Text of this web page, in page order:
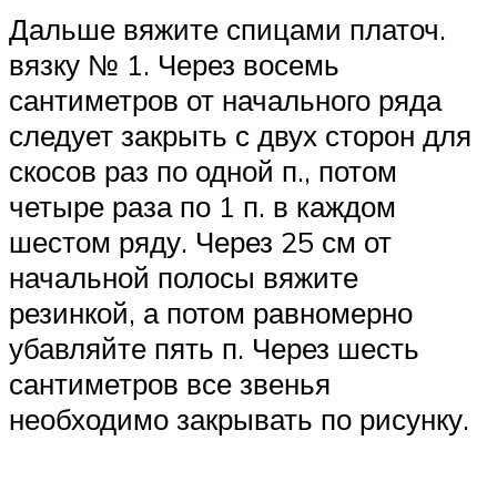
Дальше вяжите спицами платоч.
вязку № 1. Через восемь
сантиметров от начального ряда
следует закрыть с двух сторон для
скосов раз по одной п., потом
четыре раза по 1 п. в каждом
шестом ряду. Через 25 см от
начальной полосы вяжите
резинкой, а потом равномерно
убавляйте пять п. Через шесть
сантиметров все звенья
необходимо закрывать по рисунку.